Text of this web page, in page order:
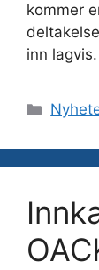
kommer
inn lagvis.